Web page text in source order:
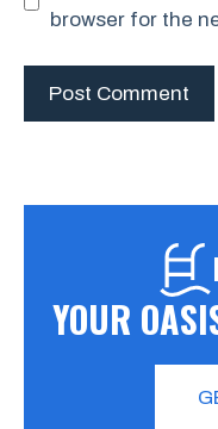
browser for the
YOUR